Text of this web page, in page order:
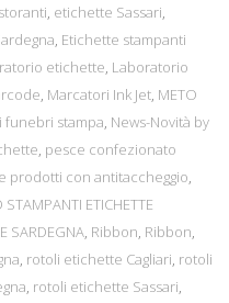
, etichette Sassari,
, Etichette stampanti
etichette, Laboratorio
, Marcatori Ink Jet, METO
funebri stampa, News-Novità by
, pesce confezionato
prodotti con antitaccheggio,
STAMPANTI ETICHETTE
SARDEGNA, Ribbon, Ribbon,
, rotoli etichette Cagliari, rotoli
, rotoli etichette Sassari,